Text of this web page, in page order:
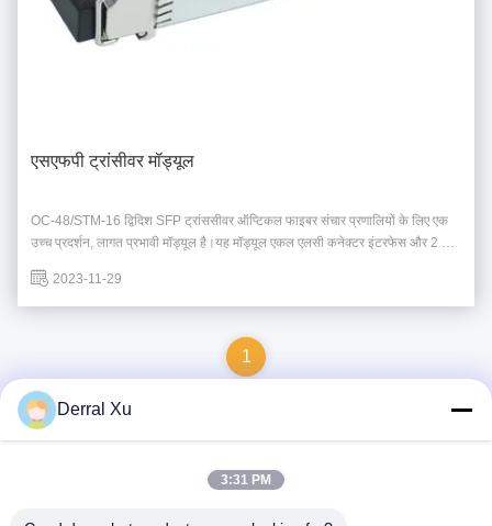
एसएफपी ट्रांसीवर मॉड्यूल
OC-48/STM-16 द्विदिश SFP ट्रांससीवर ऑप्टिकल फाइबर संचार प्रणालियों के लिए एक
उच्च प्रदर्शन, लागत प्रभावी मॉड्यूल है।यह मॉड्यूल एकल एलसी कनेक्टर इंटरफेस और 2 तक
एसएफपी ट्रांससीवर मॉड्यूल एकल-मोड फाइबर (एसएमएफ) और 1550nm...
2023-11-29
1
Derral Xu
3:31 PM